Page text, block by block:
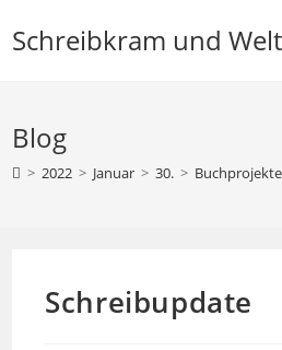
Inhalt
Schreibkram und
Blog
> 2022 > Januar > 30. > Buchprojekte
Schreibupdate